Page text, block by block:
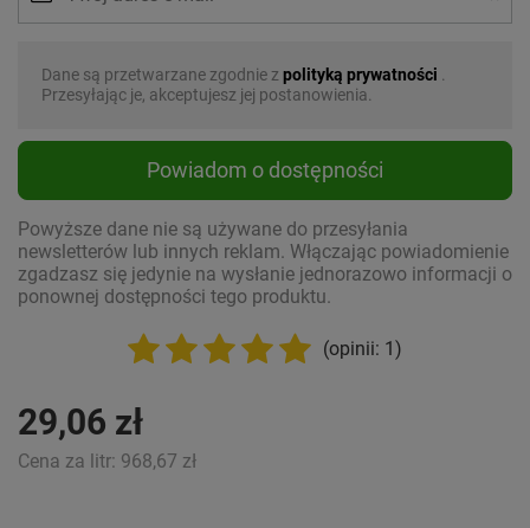
(opinii: 1)
29,06 zł
Dane są przetwarzane zgodnie zpolityką prywatności .
Przesyłając je, akceptujesz jej postanowienia.
Powiadom o dostępności
Powyższe dane nie są używane do przesyłania
newsletterów lub innych reklam. Włączając powiadomienie
zgadzasz się jedynie na wysłanie jednorazowo informacji o
ponownej dostępności tego produktu.
Cena za litr: 968,67 zł